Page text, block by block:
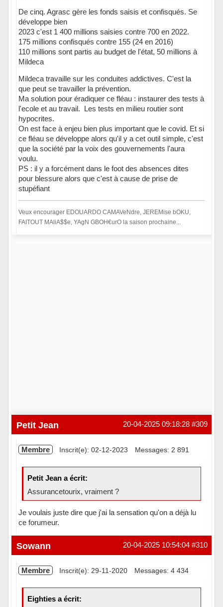
De cinq. Agrasc gère les fonds saisis et confisqués. Se
développe bien
2023 c'est 1 400 millions saisies contre 700 en 2022.
175 millions confisqués contre 155 (24 en 2016)
110 millions sont partis au budget de l'état, 50 millions à
Mildeca
Mildeca travaille sur les conduites addictives. C'est la
que peut se travailler la prévention.
Ma solution pour éradiquer ce fléau : instaurer des tests à
l'ecole et au travail. Les tests en milieu routier sont
hypocrites.
On est face à enjeu bien plus important que le covid. Et si
ce fléau se développe alors qu'il y a cet outil simple, c'est
que la société par la voix des gouvernements l'aura
voulu.
PS : il y a forcément dans le foot des absences dites
pour blessure alors que c'est à cause de prise de
stupéfiant
Veux encourager EDOUARDO CAMAVeNdre, JEREMise bOKU,
FAITOUT MAliA$$e, YAgN GBOH€urO la saison prochaine...
#309
20-04-2025 09:18:28
Petit Jean
Membre Inscrit(e): 02-12-2023 Messages: 2 891
Petit Jean a écrit:
Assurancetourix, vraiment ?
Je voulais juste dire que j'ai la sensation qu'on a déjà lu
ce forumeur.
Hors ligne #310
20-04-2025 10:54:04
Sowann
Membre Inscrit(e): 29-11-2020 Messages: 4 434
Eighties a écrit: